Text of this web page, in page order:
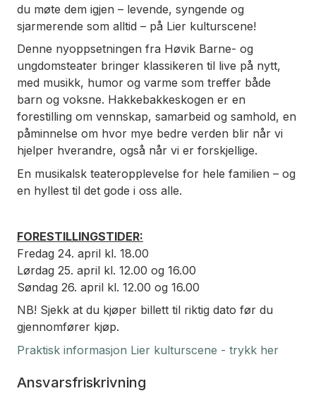
du møte dem igjen – levende, syngende og
sjarmerende som alltid – på Lier kulturscene!
Denne nyoppsetningen fra Høvik Barne- og
ungdomsteater bringer klassikeren til live på nytt,
med musikk, humor og varme som treffer både
barn og voksne. Hakkebakkeskogen er en
forestilling om vennskap, samarbeid og samhold, en
påminnelse om hvor mye bedre verden blir når vi
hjelper hverandre, også når vi er forskjellige.
En musikalsk teateropplevelse for hele familien – og
en hyllest til det gode i oss alle.
FORESTILLINGSTIDER:
Fredag 24. april kl. 18.00
Lørdag 25. april kl. 12.00 og 16.00
Søndag 26. april kl. 12.00 og 16.00
NB! Sjekk at du kjøper billett til riktig dato før du
gjennomfører kjøp.
Praktisk informasjon Lier kulturscene - trykk her
Ansvarsfriskrivning